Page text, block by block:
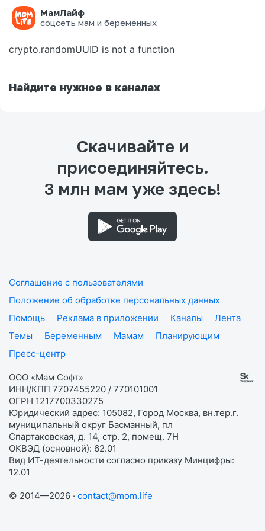
МамЛайф
соцсеть мам и беременных
Ошибка на странице
crypto.randomUUID is not a function
Найдите нужное в каналах
Скачивайте и
присоединяйтесь.
3 млн мам уже здесь!
Соглашение с пользователями
Положение об обработке персональных данных
Помощь
Реклама в приложении Каналы
Лента
Темы
Беременным Мамам
Планирующим
Пресс-центр
ООО «Мам Софт»
ИНН/КПП 7707455220 / 770101001
ОГРН 1217700330275
Юридический адрес: 105082, Город Москва, вн.тер.г.
муниципальный округ Басманный, пл
Спартаковская, д. 14, стр. 2, помещ. 7Н
ОКВЭД (основной): 62.01
Вид ИТ-деятельности согласно приказу Минцифры:
12.01
© 2014—2026 · contact@mom.life